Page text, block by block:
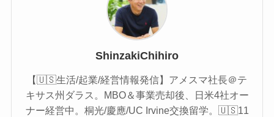
ShinzakiChihiro
【🇺🇸生活/起業/経営情報発信】アメスマ社長＠テ
キサス州ダラス。MBO＆事業売却後、日米4社オー
ナー経営中。桐光/慶應/UC Irvine交換留学。🇺🇸11